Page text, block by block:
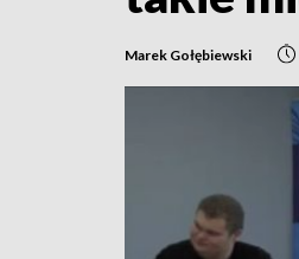
Marek Gołębiewski